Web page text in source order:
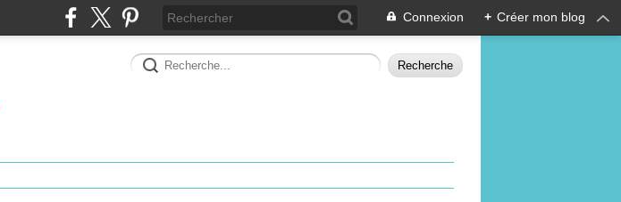
Connexion + Créer mon blog